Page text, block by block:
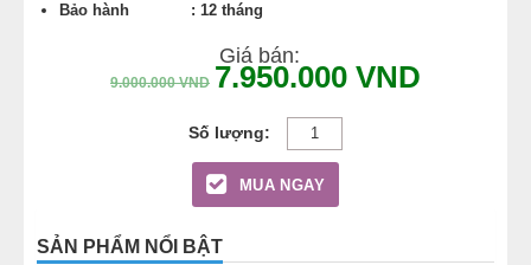
Bảo hành : 12 tháng
Giá bán:
9.000.000VND 7.950.000 VND
MUA NGAY
SẢN PHẨM NỔI BẬT
DÂY CHUYỀN LÀM BÁNH BAO
THIẾT BỊ VIỄN ĐÔNG